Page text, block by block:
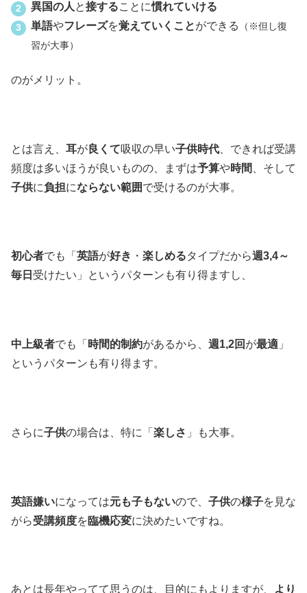
異国の人 と接することに慣れていける
単語やフレーズを覚えていくことができる
（※但し復
習が大事）
のがメリット。
とは言え、 耳が 良くて吸収の早い子供時代 、できれば受講
頻度は多いほうが良いものの、まずは予算や時間
、そして
子供に負担にならない範囲で受けるのが大事。
初心者でも「 英語が好き ・ 楽しめるタイプだから週3,4～
毎日 受けたい」というパターンも有り得ますし、
中上級者でも「 時間的制約があるから、 週1,2回 が最適 」
というパターンも有り得ます。
さらに子供の場合は、特に「 楽しさ 」も大事。
英語嫌いになっては元も子もないので、 子供の様子を見な
がら受講頻度を臨機応変に決めたいですね。
あとは長年やってて思うのは、目的にもよりますが、 より